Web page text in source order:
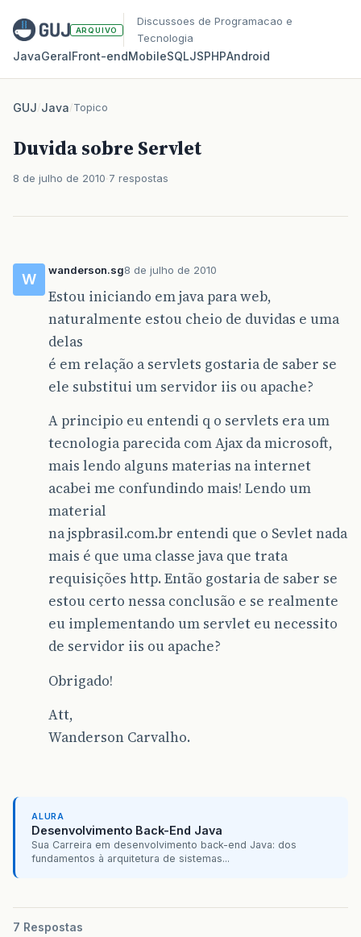
ARQUIVO
Discussoes de Programacao e
Tecnologia
JavaGeralFront‑endMobileSQLJSPHPAndroid
GUJ/Java/Topico
Duvida sobre Servlet
8 de julho de 2010 7 respostas
W
wanderson.sg8 de julho de 2010
Estou iniciando em java para web,
naturalmente estou cheio de duvidas e uma
delas
é em relação a servlets gostaria de saber se
ele substitui um servidor iis ou apache?
A principio eu entendi q o servlets era um
tecnologia parecida com Ajax da microsoft,
mais lendo alguns materias na internet
acabei me confundindo mais! Lendo um
material
na jspbrasil.com.br entendi que o Sevlet nada
mais é que uma classe java que trata
requisições http. Então gostaria de saber se
estou certo nessa conclusão e se realmente
eu implementando um servlet eu necessito
de servidor iis ou apache?
Obrigado!
Att,
Wanderson Carvalho.
ALURA
Desenvolvimento Back-End Java
Sua Carreira em desenvolvimento back-end Java: dos
fundamentos à arquitetura de sistemas...
7 Respostas